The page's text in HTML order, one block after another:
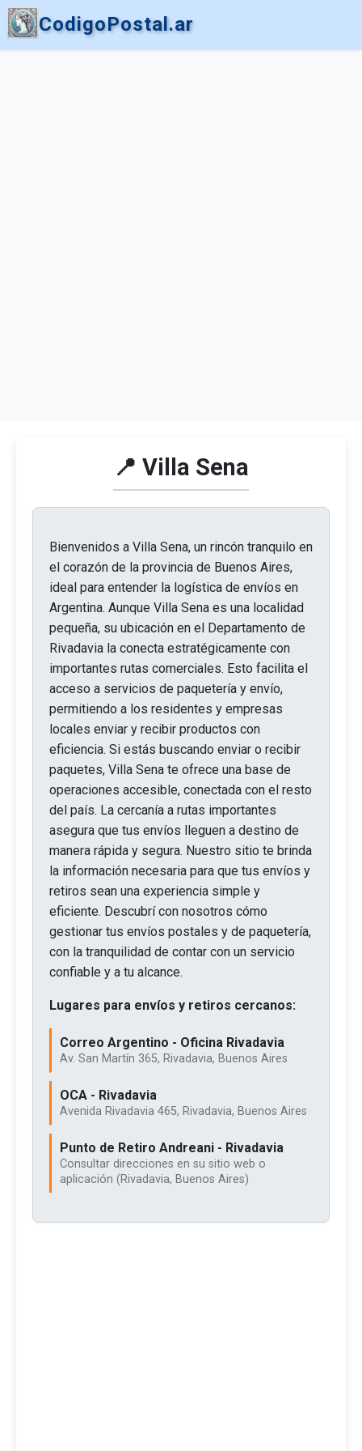
CodigoPostal.ar
📍 Villa Sena
Bienvenidos a Villa Sena, un rincón tranquilo en
el corazón de la provincia de Buenos Aires,
ideal para entender la logística de envíos en
Argentina. Aunque Villa Sena es una localidad
pequeña, su ubicación en el Departamento de
Rivadavia la conecta estratégicamente con
importantes rutas comerciales. Esto facilita el
acceso a servicios de paquetería y envío,
permitiendo a los residentes y empresas
locales enviar y recibir productos con
eficiencia. Si estás buscando enviar o recibir
paquetes, Villa Sena te ofrece una base de
operaciones accesible, conectada con el resto
del país. La cercanía a rutas importantes
asegura que tus envíos lleguen a destino de
manera rápida y segura. Nuestro sitio te brinda
la información necesaria para que tus envíos y
retiros sean una experiencia simple y
eficiente. Descubrí con nosotros cómo
gestionar tus envíos postales y de paquetería,
con la tranquilidad de contar con un servicio
confiable y a tu alcance.
Lugares para envíos y retiros cercanos:
Correo Argentino - Oficina Rivadavia
Av. San Martín 365, Rivadavia, Buenos Aires
OCA - Rivadavia
Avenida Rivadavia 465, Rivadavia, Buenos Aires
Punto de Retiro Andreani - Rivadavia
Consultar direcciones en su sitio web o
aplicación (Rivadavia, Buenos Aires)